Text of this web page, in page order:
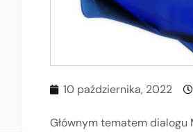
10 października, 2022
Głównym tematem dialogu